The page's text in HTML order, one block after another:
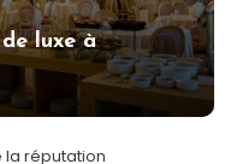
luxe à
la réputation